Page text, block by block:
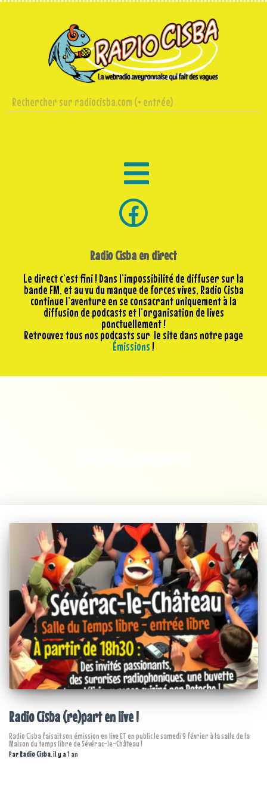
Radio Cisba en direct
Le direct c’est fini ! Dans l’impossibilité de diffuser sur la
bande FM, et au vu du manque de forces vives, Radio Cisba
continue l’aventure en se consacrant uniquement à la
diffusion de podcasts et l’organisation de lives
ponctuellement !
Retrouvez tous nos podcasts sur le site dans notre page
Émissions!
Radio Cisba (re)part en live !
Radio Cisba faisait son émission en live ET en public le samedi 9 février à la salle de la
Maison du temps libre de Sévérac-le-Château !
ParRadio Cisba , il y a 1 an